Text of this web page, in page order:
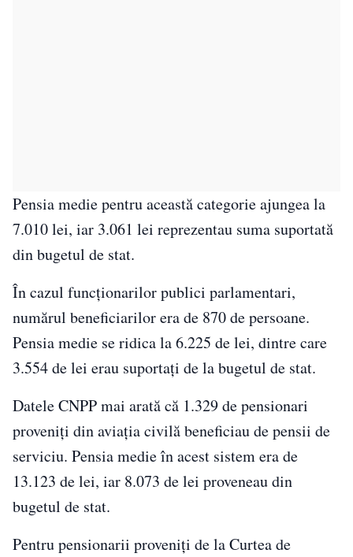
Pensia medie pentru această categorie ajungea la
7.010 lei, iar 3.061 lei reprezentau suma suportată
din bugetul de stat.
În cazul funcționarilor publici parlamentari,
numărul beneficiarilor era de 870 de persoane.
Pensia medie se ridica la 6.225 de lei, dintre care
3.554 de lei erau suportați de la bugetul de stat.
Datele CNPP mai arată că 1.329 de pensionari
proveniți din aviația civilă beneficiau de pensii de
serviciu. Pensia medie în acest sistem era de
13.123 de lei, iar 8.073 de lei proveneau din
bugetul de stat.
Pentru pensionarii proveniți de la Curtea de